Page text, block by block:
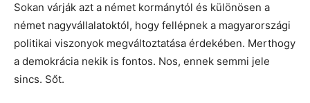
Sokan várják azt a német kormánytól és különösen a
német nagyvállalatoktól, hogy fellépnek a magyarországi
politikai viszonyok megváltoztatása érdekében. Merthogy
a demokrácia nekik is fontos. Nos, ennek semmi jele
sincs. Sőt.